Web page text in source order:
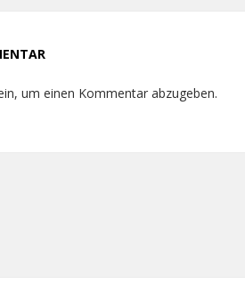
um einen Kommentar abzugeben.